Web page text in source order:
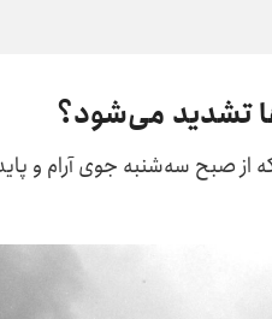
تشدید می‌شود؟
صبح سه‌شنبه جوی آرام و